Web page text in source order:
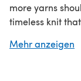
more yarns
timeless knit
**Yarn:**Sirdar,
Mehr anzeigen